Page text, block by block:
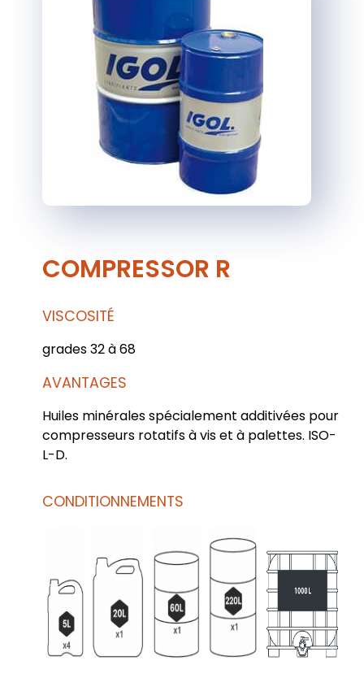
COMPRESSOR R
VISCOSITÉ
grades 32 à 68
AVANTAGES
Huiles minérales spécialement additivées pour
compresseurs rotatifs à vis et à palettes. ISO-
L-D.
CONDITIONNEMENTS